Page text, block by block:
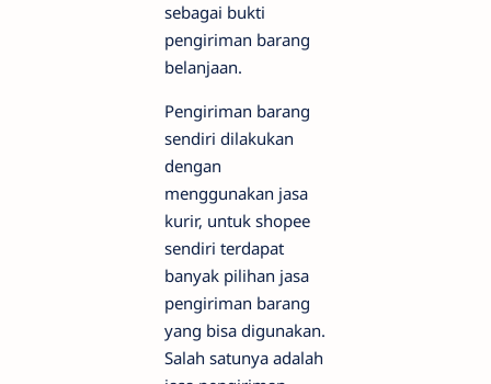
sebagai bukti
pengiriman barang
belanjaan.
Pengiriman barang
sendiri dilakukan
dengan
menggunakan jasa
kurir, untuk shopee
sendiri terdapat
banyak pilihan jasa
pengiriman barang
yang bisa digunakan.
Salah satunya adalah